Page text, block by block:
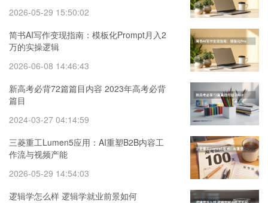
2026-05-29 15:50:02
简书AI写作变现指南：模板化Prompt月入2
万的实操逻辑
2026-06-08 14:46:43
新高考必背72篇篇目内容 2023年高考必背
篇目
2024-03-27 04:14:59
三菱重工Lumen5应用：AI重塑B2B内容工
作流与视频产能
2026-05-29 14:54:03
逻辑学怎么样 逻辑学就业前景如何